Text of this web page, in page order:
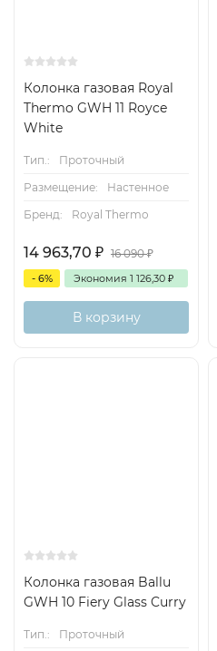
Колонка газовая Royal
Thermo GWH 11 Royce
White
Тип.:
Проточный
Размещение:
Настенное
Бренд:
Royal Thermo
14 963,70 ₽ 16 090₽
- 6% Экономия 1 126,30 ₽
В корзину
Колонка газовая Ballu
GWH 10 Fiery Glass Curry
Тип.:
Проточный